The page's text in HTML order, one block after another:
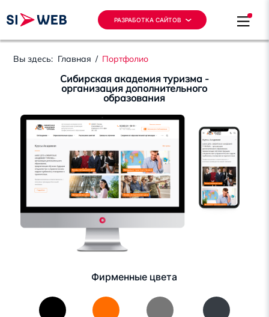
РАЗРАБОТКА САЙТОВ
Вы здесь: Главная / Портфолио
Сибирская академия туризма -
организация дополнительного
образования
Фирменные цвета